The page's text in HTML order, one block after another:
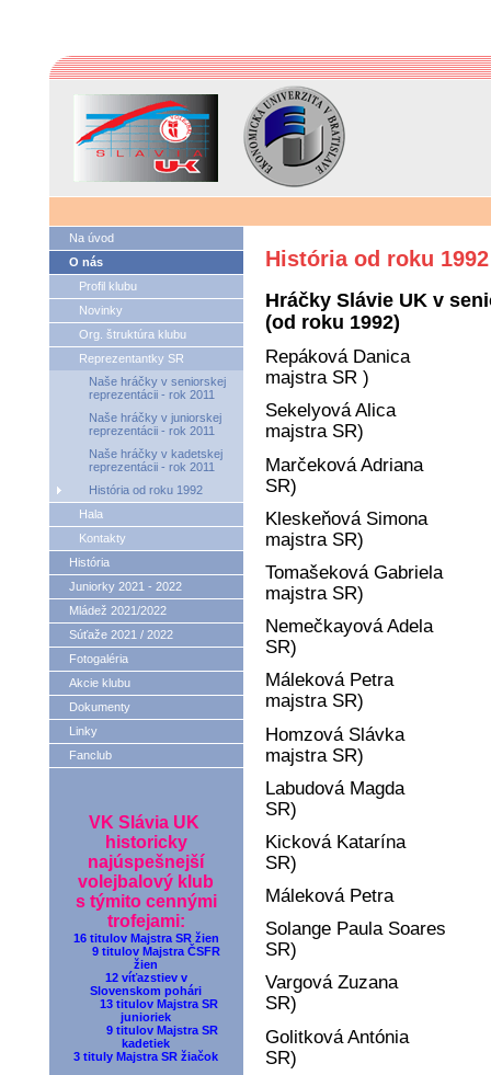
Na úvod
O nás
Profil klubu
Novinky
Org. štruktúra klubu
Reprezentantky SR
Naše hráčky v seniorskej
reprezentácii - rok 2011
Naše hráčky v juniorskej
reprezentácii - rok 2011
Naše hráčky v kadetskej
reprezentácii - rok 2011
História od roku 1992
Hala
Kontakty
História
Juniorky 2021 - 2022
Mládež 2021/2022
Súťaže 2021 / 2022
Fotogaléria
Akcie klubu
Dokumenty
Linky
Fanclub
VK Slávia UK
historicky
najúspešnejší
volejbalový klub
s týmito cennými
trofejami:
16 titulov Majstra SR žien
9 titulov Majstra ČSFR
žien
12 víťazstiev v
Slovenskom pohári
13 titulov Majstra SR
junioriek
9 titulov Majstra SR
kadetiek
3 tituly Majstra SR žiačok
História od roku 1992
Hráčky Slávie UK v
(od roku 1992)
Repáková Danica
majstra SR )
Sekelyová Alica
majstra SR)
Marčeková Adriana
SR)
Kleskeňová Simona
majstra SR)
Tomašeková Gabriela
majstra SR)
Nemečkayová Adela
SR)
Máleková Petra
majstra SR)
Homzová Slávka
majstra SR)
Labudová Magda
SR)
Kicková Katarína
SR)
Máleková Petra
Solange Paula Soares
SR)
Vargová Zuzana
SR)
Golitková Antónia
SR)